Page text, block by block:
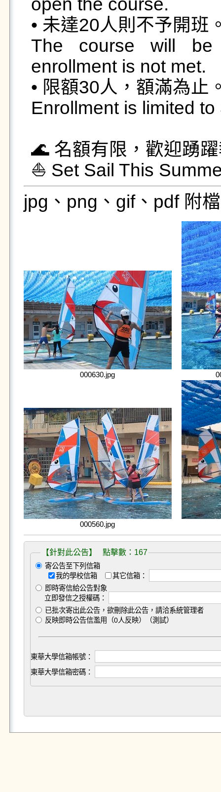
open the course.
• 未達20人則不予開班
The course will be
enrollment is not met.
• 限額30人，額滿為止
Enrollment is limited
🌊 名額有限，歡迎踴
⛵ Set Sail This
jpg、png、gif、pdf 附
000630.jpg
000560.jpg
【針對此公告】 點擊數：167
寄公告至下列信箱
我的學校信箱
其它信箱：
即時寄信給公告對象
立即發信之授權碼：
已批次寄出此公告，欲刪除此公告，請洽系統管理者
反映即時公告信濫用（0人反映）（測試）
東華大學信箱帳號：
東華大學信箱密碼：